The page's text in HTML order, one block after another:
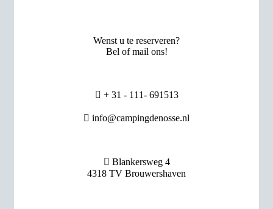
Wenst u te reserveren?
Bel of mail ons!
 + 31 - 111- 691513
 info@campingdenosse.nl
 Blankersweg 4
4318 TV Brouwershaven